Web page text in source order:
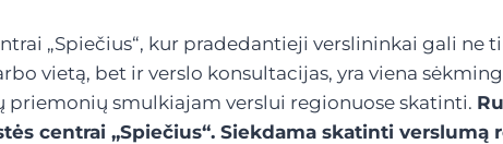
„Spiečius“, kur pradedantieji verslininkai gali ne
vietą, bet ir verslo konsultacijas, yra viena
priemonių smulkiajam verslui regionuose skatinti.
centrai „Spiečius“. Siekdama skatinti verslumą